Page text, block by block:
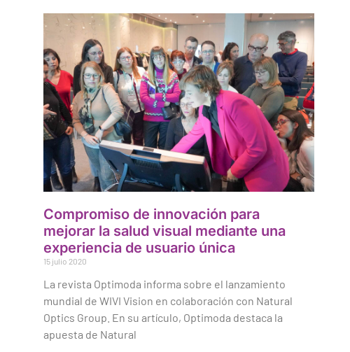
Compromiso de innovación para
mejorar la salud visual mediante una
experiencia de usuario única
15 julio 2020
La revista Optimoda informa sobre el lanzamiento
mundial de WIVI Vision en colaboración con Natural
Optics Group. En su artículo, Optimoda destaca la
apuesta de Natural